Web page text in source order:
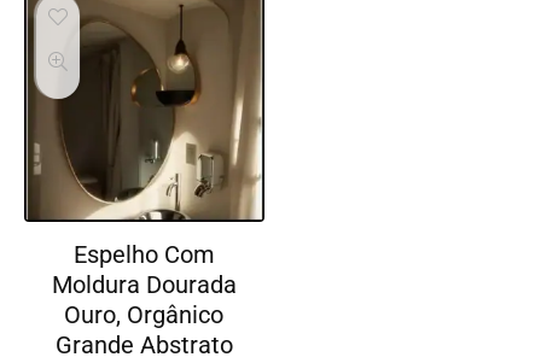
Espelho Com
Moldura Dourada
Ouro, Orgânico
Grande Abstrato